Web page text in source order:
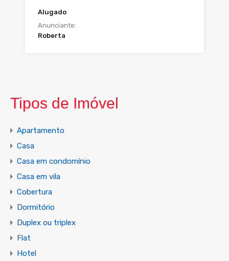
Alugado
Anunciante:
Roberta
Tipos de Imóvel
Apartamento
Casa
Casa em condomínio
Casa em vila
Cobertura
Dormitório
Duplex ou triplex
Flat
Hotel